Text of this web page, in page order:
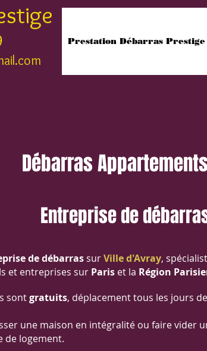
Prestation Débarras Prestige
Débarras
Entreprise de
de débarrassurVille d'Avray,
et entreprises sur Paris et la Région
sontgratuits, déplacement tous les jours
une maison en intégralité ou faire
de logement.